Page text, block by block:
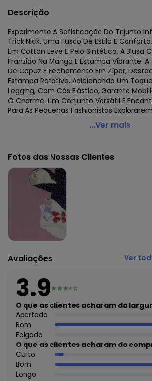
Descrição
Experimente A Sofisticação Do Trijunto
Trick Nick, Uma Fusão De Estilo E
Em Cotton Leve E Pelo Sintético, A Blusa
Franzido Na Manga E Estampa Vibrante.
De Capuz E Fechamento Em Zíper,
Estampa Rotativa, Adicionando Um
Legging, Com Cós Elástico, Garante
O Charme. Um Conjunto Versátil E
Para As Pequenas Fashionistas
Trick Nick - Trijunto Infantil Feminino
Fornecedor: ROVITEX IND E COM DE
79.233.672/0010-98
Feito: Brasil
Cuidados para conservação do produto:
Não usar alvejante.
Não usar secadora.
Secar na sombra.
Não passar.
Não lavar a seco.
Tecido: Malha Cotton Leve
Total 95% Algodao 5% Elastano - Blusa
Histórico de preços
O preço apresentado abaixo é o menor
algum dia do mês, para o menor
agosto/2026
julho/2026
junho/2026
maio/2026
abril/2026
março/2026
...Ver mais
Fotos das Nossas Clientes
Avaliações Ver
3.9
O que as clientes acharam da
Apertado
Bom
Folgado
O que as clientes acharam do
Curto
Bom
Longo